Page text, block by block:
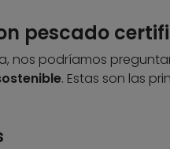
pescado
nos podríamos
. Estas son las